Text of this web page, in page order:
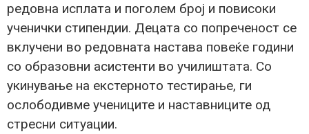
редовна исплата и поголем број и повисоки
ученички стипендии. Децата со попреченост се
вклучени во редовната настава повеќе години
со образовни асистенти во училиштата. Со
укинување на екстерното тестирање, ги
ослободивме учениците и наставниците од
стресни ситуации.